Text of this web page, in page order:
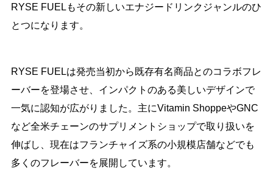
RYSE FUELもその新しいエナジードリンクジャンルのひ
とつになります。
RYSE FUELは発売当初から既存有名商品とのコラボフレ
ーバーを登場させ、インパクトのある美しいデザインで
一気に認知が広がりました。主にVitamin ShoppeやGNC
など全米チェーンのサプリメントショップで取り扱いを
伸ばし、現在はフランチャイズ系の小規模店舗などでも
多くのフレーバーを展開しています。